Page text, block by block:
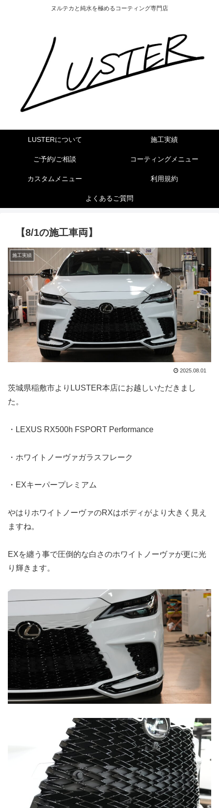
ヌルテカと純水を極めるコーティング専門店
LUSTERについて 施工実績
ご予約/ご相談 コーティングメニュー
カスタムメニュー 利用規約
よくあるご質問
【8/1の施工車両】
施工実績
2025.08.01
茨城県稲敷市よりLUSTER本店にお越しいただきまし
た。
・LEXUS RX500h FSPORT Performance
・ホワイトノーヴァガラスフレーク
・EXキーパープレミアム
やはりホワイトノーヴァのRXはボディがより大きく見え
ますね。
EXを纏う事で圧倒的な白さのホワイトノーヴァが更に光
り輝きます。